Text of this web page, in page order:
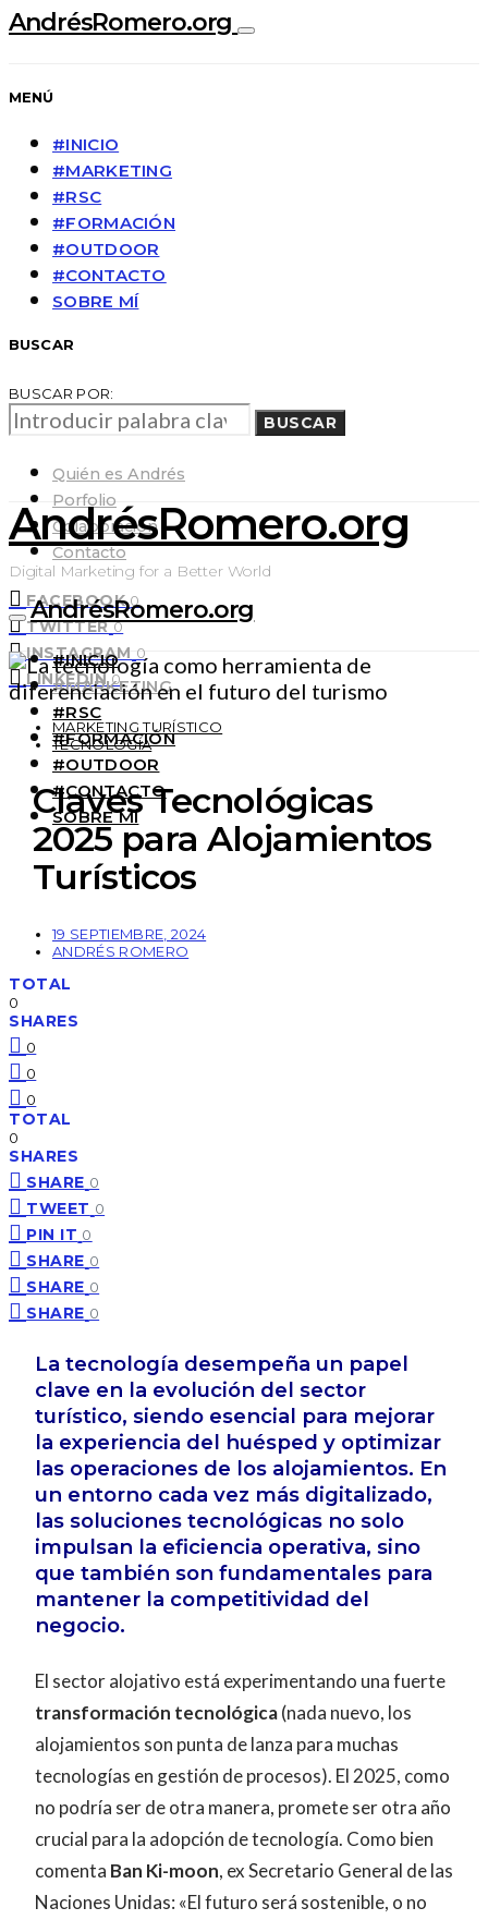
AndrésRomero.org
MENÚ
#INICIO
#MARKETING
#RSC
#FORMACIÓN
#OUTDOOR
#CONTACTO
SOBRE MÍ
BUSCAR
BUSCAR POR:
BUSCAR
Quién es Andrés
Porfolio
Colaboración
Contacto
FACEBOOK 0
TWITTER 0
INSTAGRAM 0
LINKEDIN 0
AndrésRomero.org
Digital Marketing for a Better World
AndrésRomero.org
#INICIO
#MARKETING
#RSC
#FORMACIÓN
#OUTDOOR
#CONTACTO
SOBRE MÍ
MARKETING TURÍSTICO
TECNOLOGÍA
Claves Tecnológicas
2025 para Alojamientos
Turísticos
19 SEPTIEMBRE, 2024
ANDRÉS ROMERO
TOTAL
0
SHARES
0
0
0
TOTAL
0
SHARES
SHARE 0
TWEET 0
PIN IT 0
SHARE 0
SHARE 0
SHARE 0
La tecnología desempeña un papel
clave en la evolución del sector
turístico, siendo esencial para mejorar
la experiencia del huésped y optimizar
las operaciones de los alojamientos. En
un entorno cada vez más digitalizado,
las soluciones tecnológicas no solo
impulsan la eficiencia operativa, sino
que también son fundamentales para
mantener la competitividad del
negocio.
El sector alojativo está experimentando una fuerte
transformación tecnológica(nada nuevo, los
alojamientos son punta de lanza para muchas
tecnologías en gestión de procesos). El 2025, como
no podría ser de otra manera, promete ser otra año
crucial para la adopción de tecnología. Como bien
comenta Ban Ki-moon, ex Secretario General de las
Naciones Unidas: «El futuro será sostenible, o no